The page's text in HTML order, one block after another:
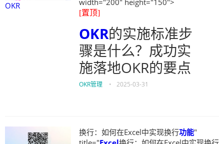
OKR
width="200" height="150">
[置顶]
OKR的实施标准步
骤是什么？成功实
施落地OKR的要点
OKR管理 • 2025-03-31
换行：如何在Excel中实现换行功能"